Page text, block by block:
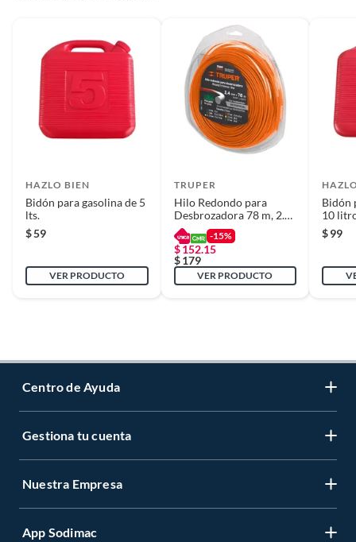
HAZLO BIEN
Bidón para gasolina de 5
lts.
$59
VER PRODUCTO
TRUPER
Hilo Redondo para
Desbrozadora 78 m, 2.4
mm
-15%
$ 152.15
$ 179
VER PRODUCTO
Bidón
10
$99
Centro de Ayuda
Servicio al Cliente
Venta a empresas
Gestiona tu cuenta
Gestiona tu cuenta
Nuestra Empresa
Nuestras tiendas
App Sodimac